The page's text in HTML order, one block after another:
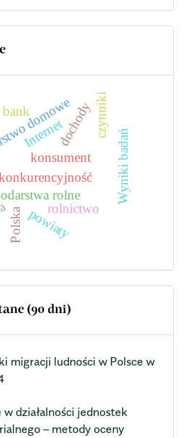
konsument
rolne Wyniki badań
domowe
rolnictwo
Polska
czynniki
Internetdochody
bank
powiaty
(90 dni)
migracji ludności w Polsce w
działalności jednostek
– metody oceny